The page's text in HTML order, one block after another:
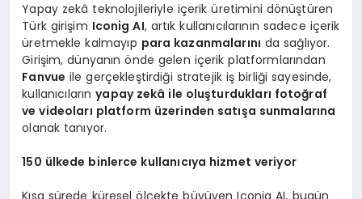
Yapay zekâ teknolojileriyle içerik üretimini dönüştüren
Türk girişim Iconig AI, artık kullanıcılarının sadece içerik
üretmekle kalmayıp para kazanmalarını da sağlıyor.
Girişim, dünyanın önde gelen içerik platformlarından
Fanvue ile gerçekleştirdiği stratejik iş birliği sayesinde,
kullanıcılarınyapay zekâ ile oluşturdukları fotoğraf
ve videoları platform üzerinden satışa sunmalarına
olanak tanıyor.
150 ülkede binlerce kullanıcıya hizmet veriyor